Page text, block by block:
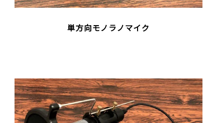
単方向モノラノマイク